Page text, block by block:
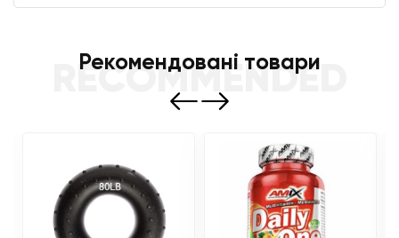
RECOMMENDED
Рекомендовані товари